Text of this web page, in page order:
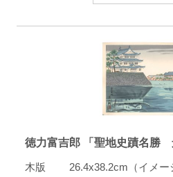
徳力富吉郎 「聖地史蹟名勝
木版 26.4x38.2cm（イメ